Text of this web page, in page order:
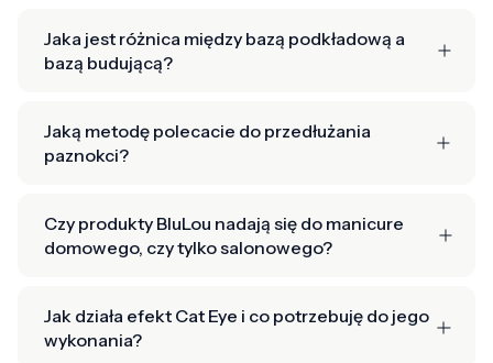
Jaka jest różnica między bazą podkładową a
bazą budującą?
Jaką metodę polecacie do przedłużania
paznokci?
Czy produkty BluLou nadają się do manicure
domowego, czy tylko salonowego?
Jak działa efekt Cat Eye i co potrzebuję do jego
wykonania?